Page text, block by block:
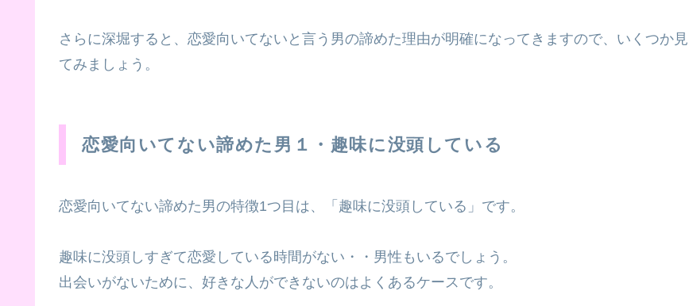
さらに深堀すると、恋愛向いてないと言う男の諦めた理由が明確になってきますので、いくつか見
てみましょう。
恋愛向いてない諦めた男１・趣味に没頭している
恋愛向いてない諦めた男の特徴1つ目は、「趣味に没頭している」です。
趣味に没頭しすぎて恋愛している時間がない・・男性もいるでしょう。
出会いがないために、好きな人ができないのはよくあるケースです。